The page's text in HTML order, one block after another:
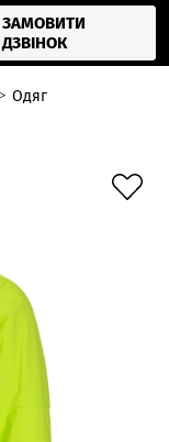
ЗАМОВИТИ
ДЗВІНОК
Одяг